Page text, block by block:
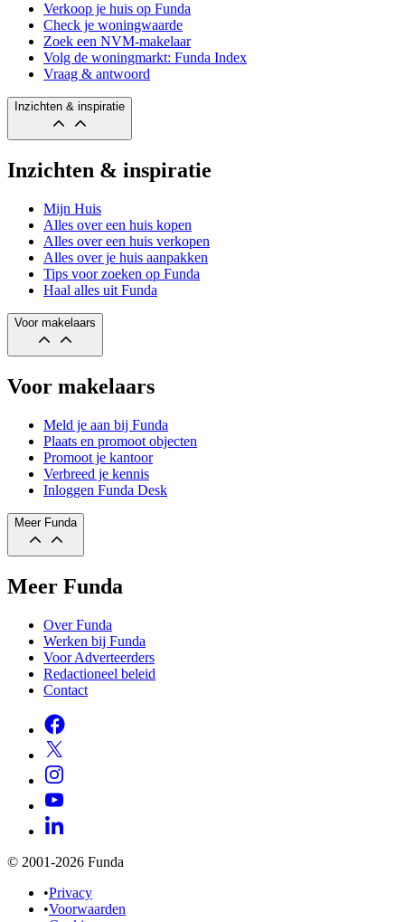
Verkoop je huis op Funda
Check je woningwaarde
Zoek een NVM-makelaar
Volg de woningmarkt: Funda Index
Vraag & antwoord
Inzichten & inspiratie
Inzichten & inspiratie
Mijn Huis
Alles over een huis kopen
Alles over een huis verkopen
Alles over je huis aanpakken
Tips voor zoeken op Funda
Haal alles uit Funda
Voor makelaars
Voor makelaars
Meld je aan bij Funda
Plaats en promoot objecten
Promoot je kantoor
Verbreed je kennis
Inloggen Funda Desk
Meer Funda
Meer Funda
Over Funda
Werken bij Funda
Voor Adverteerders
Redactioneel beleid
Contact
© 2001-2026 Funda
•Privacy
•Voorwaarden